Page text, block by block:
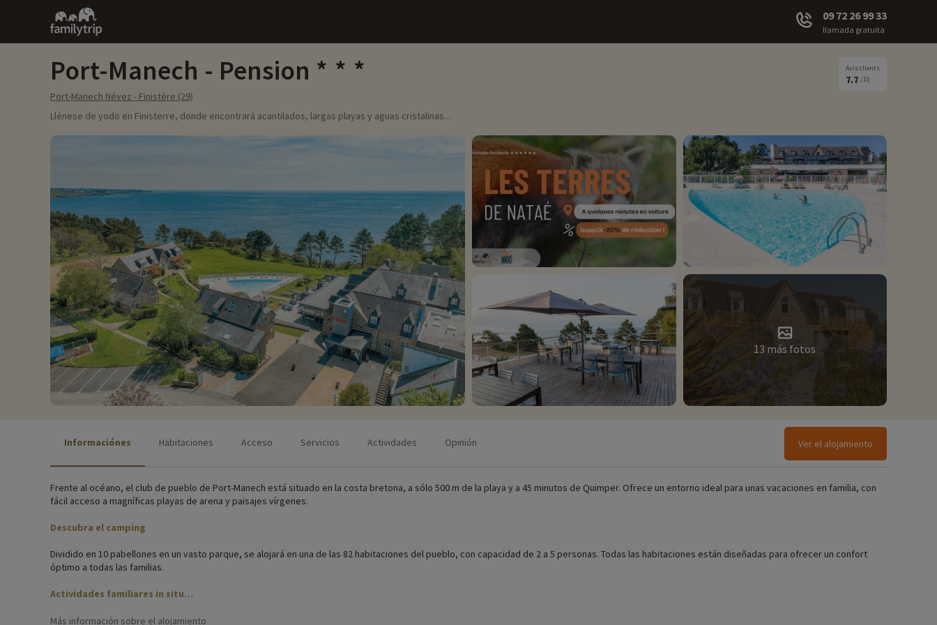
Family
trip
09 72 26 99 33
llamada gratuita
Port-Manech - Pension
Port-Manech Névez - Finistère (29)
Avis clients
7.7 /10
Llénese de yodo en Finisterre, donde encontrará acantilados, largas playas y aguas cristalinas...
13 más fotos
Informaciónes Habitaciones Acceso Servicios Actividades Opinión Ver el alojamiento
Frente al océano, el club de pueblo de Port-Manech está situado en la costa bretona, a sólo 500 m de la playa y a 45 minutos de Quimper. Ofrece un entorno ideal para unas vacaciones en familia, con
fácil acceso a magníficas playas de arena y paisajes vírgenes.
Descubra el camping
Dividido en 10 pabellones en un vasto parque, se alojará en una de las 82 habitaciones del pueblo, con capacidad de 2 a 5 personas. Todas las habitaciones están diseñadas para ofrecer un confort
óptimo a todas las familias.
Actividades familiares in situ
Para obtener información precisa sobre las actividades disponibles in situ (fecha de apertura, edad del club, contenido de los paquetes para bebés, etc.),
Más información sobre el alojamiento